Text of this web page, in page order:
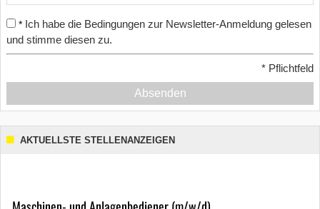
* Ich habe die Bedingungen zur Newsletter-Anmeldung gelesen
und stimme diesen zu.
* Pflichtfeld
Absenden
AKTUELLSTE STELLENANZEIGEN